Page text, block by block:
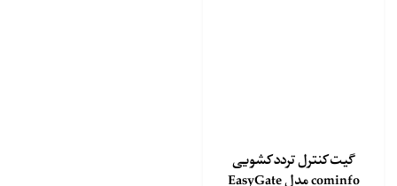
گیت کنترل تردد کشویی